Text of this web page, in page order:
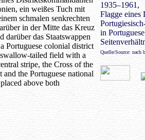
1935–1961,
Flagge eines
in
Quelle/Source: nach